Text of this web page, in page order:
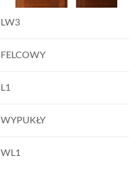
LW3
FELCOWY
L1
WYPUKŁY
WL1